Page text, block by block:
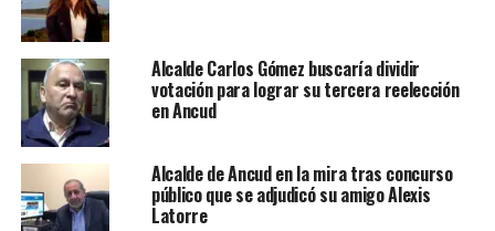
Alcalde Carlos Gómez buscaría dividir
votación para lograr su tercera reelección
en Ancud
Alcalde de Ancud en la mira tras concurso
público que se adjudicó su amigo Alexis
Latorre